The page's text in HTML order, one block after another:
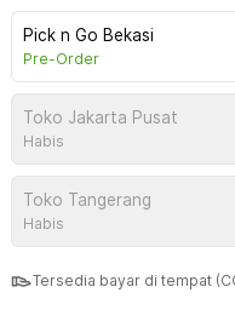
Pick n Go Bekasi
Pre-Order
Toko Jakarta Pusat
Habis
Toko Tangerang
Habis
Tersedia bayar di tempat